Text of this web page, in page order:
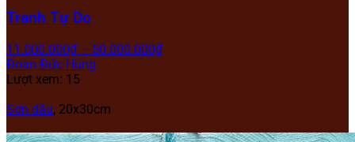
Tranh Tự Do
11.000.000₫ – 50.000.000₫
Đoàn Đức Hùng
Lượt xem: 15
Sơn dầu, 20x30cm